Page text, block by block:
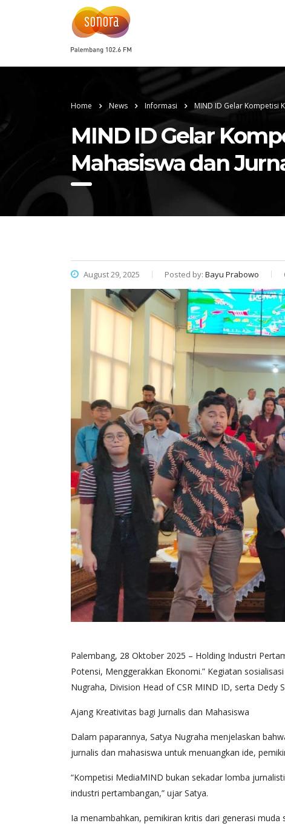
Home News Informasi MIND ID Gelar Kompetisi
MIND ID Gelar
Mahasiswa dan
August 29, 2025 Posted by: Bayu Prabowo
Palembang, 28 Oktober 2025 – Holding Industri
Potensi, Menggerakkan Ekonomi.” Kegiatan
Nugraha, Division Head of CSR MIND ID, serta Dedy
Ajang Kreativitas bagi Jurnalis dan Mahasiswa
Dalam paparannya, Satya Nugraha menjelaskan
jurnalis dan mahasiswa untuk menuangkan ide,
“Kompetisi MediaMIND bukan sekadar lomba
industri pertambangan,” ujar Satya.
Ia menambahkan, pemikiran kritis dari generasi